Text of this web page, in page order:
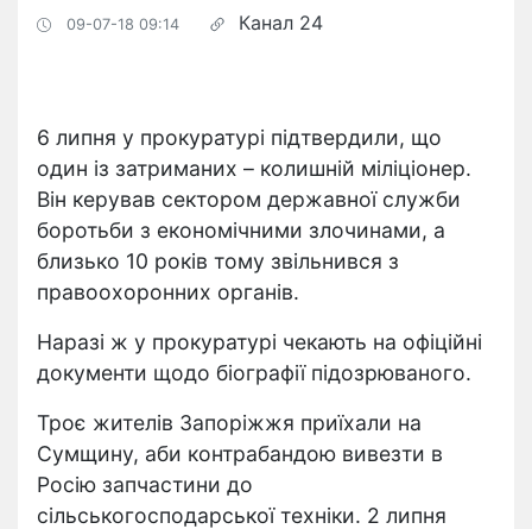
09-07-18 09:14 Канал 24
6 липня у прокуратурі підтвердили, що
один із затриманих – колишній міліціонер.
Він керував сектором державної служби
боротьби з економічними злочинами, а
близько 10 років тому звільнився з
правоохоронних органів.
Наразі ж у прокуратурі чекають на офіційні
документи щодо біографії підозрюваного.
Троє жителів Запоріжжя приїхали на
Сумщину, аби контрабандою вивезти в
Росію запчастини до
сільськогосподарської техніки. 2 липня